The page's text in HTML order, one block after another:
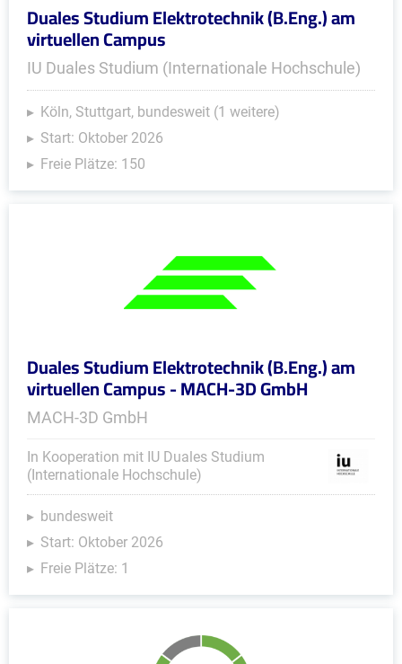
Duales Studium Elektrotechnik (B.Eng.) am
virtuellen Campus
IU Duales Studium (Internationale Hochschule)
Köln, Stuttgart, bundesweit (1 weitere)
Start: Oktober 2026
Freie Plätze: 150
Duales Studium Elektrotechnik (B.Eng.) am
virtuellen Campus - MACH-3D GmbH
MACH-3D GmbH
In Kooperation mit IU Duales Studium
(Internationale Hochschule)
bundesweit
Start: Oktober 2026
Freie Plätze: 1